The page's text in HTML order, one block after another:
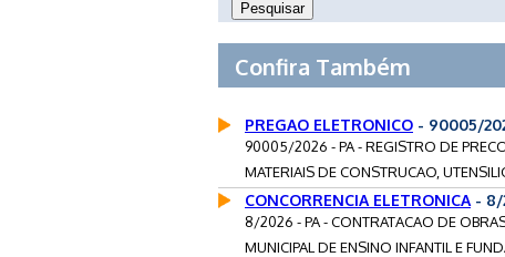
Confira Também
PREGAO ELETRONICO - 90005/
90005/2026 - PA - REGISTRO DE
MATERIAIS DE CONSTRUCAO,
CONCORRENCIA ELETRONICA - 8/
8/2026 - PA - CONTRATACAO DE
MUNICIPAL DE ENSINO INFANTIL E